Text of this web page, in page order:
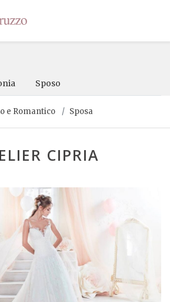
Sposo
e Romantico Sposa
CIPRIA